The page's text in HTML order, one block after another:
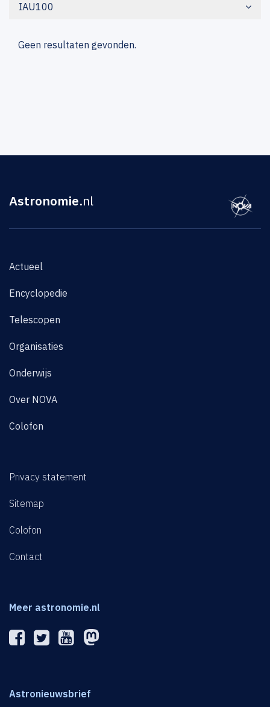
IAU100
Geen resultaten gevonden.
Astronomie.nl
Actueel
Encyclopedie
Telescopen
Organisaties
Onderwijs
Over NOVA
Colofon
Privacy statement
Sitemap
Colofon
Contact
Meer astronomie.nl
Astronieuwsbrief